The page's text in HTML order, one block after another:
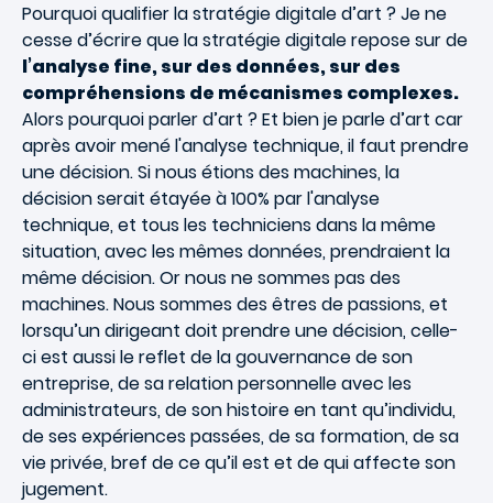
Pourquoi qualifier la stratégie digitale d’art ? Je ne
cesse d’écrire que la stratégie digitale repose sur de
l’analyse fine, sur des données, sur des
compréhensions de mécanismes complexes.
Alors pourquoi parler d’art ? Et bien je parle d’art car
après avoir mené l'analyse technique, il faut prendre
une décision. Si nous étions des machines, la
décision serait étayée à 100% par l'analyse
technique, et tous les techniciens dans la même
situation, avec les mêmes données, prendraient la
même décision. Or nous ne sommes pas des
machines. Nous sommes des êtres de passions, et
lorsqu’un dirigeant doit prendre une décision, celle-
ci est aussi le reflet de la gouvernance de son
entreprise, de sa relation personnelle avec les
administrateurs, de son histoire en tant qu’individu,
de ses expériences passées, de sa formation, de sa
vie privée, bref de ce qu’il est et de qui affecte son
jugement.